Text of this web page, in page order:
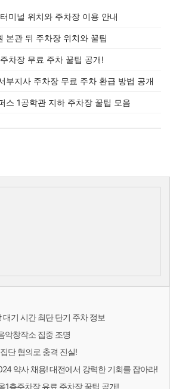
미널 위치와 주차장 이용 안내
본관 뒤 주차장 위치와 꿀팁
차장 무료 주차 꿀팁 공개!
부지사 주차장 무료 주차 환급 방법 공개
스 1공학관 지하 주차장 꿀팁 모음
기 시간 최단 단기 주차 정보
악창작소 집중 조명
단 혐의로 충격 진실!
약사 채용! 대전에서 강력한 기회를 잡아라!
1층주차장 유료 주차장 꿀팁 공개!